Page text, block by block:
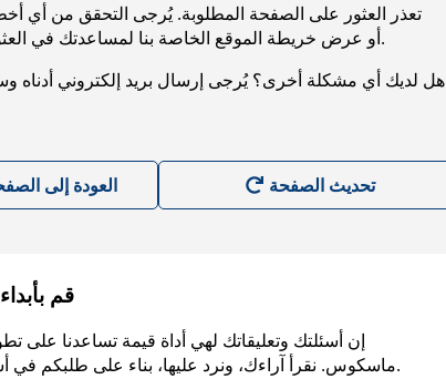
تعذر العثور على الصفحة المطلوبة. يُرجى التحقق من أي
URL، أو عرض خريطة الموقع الخاصة بنا لمساعدتك في العثور على ما تريد.
هل لديك أي مشكلة أخرى؟ يُرجى إرسال بريد إلكتروني أدناه
العودة إلى
قم
إن أسئلتك وتعليقاتك لهي أداة قيمة تساعدنا على
ماسكوس. نقرأ آراءك، ونرد عليها، بناء على طلبكم في أسرع وقت ممكن.